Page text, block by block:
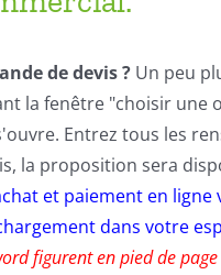
de devis ? Un peu
la fenêtre "choisir une
Entrez tous les
la proposition sera
et paiement en ligne
dans votre
figurent en pied de